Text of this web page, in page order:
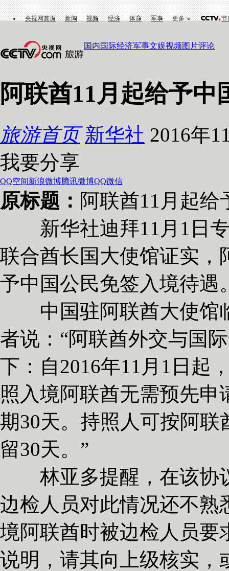
央视网首页 新闻 视频 经济 体育 军事 更多 节
国内国际经济军事文娱视频图片评论
阿联酋11月起给予
旅游首页 新华社 2016年
我要分享
QQ空间新浪微博腾讯微博QQ微信
原标题： 阿联酋11月起
新华社迪拜11月1日专
联合酋长国大使馆证实，
予中国公民免签入境待遇
中国驻阿联酋大使馆
者说：“阿联酋外交与国
下：自2016年11月1日起
照入境阿联酋无需预先
期30天。持照人可按阿
留30天。”
林亚多提醒，在该协
边检人员对此情况还不熟
境阿联酋时被边检人员要
说明，请其向上级核实，